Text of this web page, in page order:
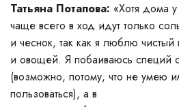
Татьяна Потапова: «Хотя дома
чаще всего в ход идут только
и чеснок, так как я люблю
и овощей. Я побаиваюсь специй
(возможно, потому, что не умею
пользоваться), а в